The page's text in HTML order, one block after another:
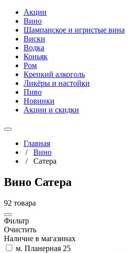
Акции
Вино
Шампанское и игристые вина
Виски
Водка
Коньяк
Ром
Крепкий алкоголь
Ликёры и настойки
Пиво
Новинки
Акции и скидки
Главная
/ Вино
/ Сатера
Вино Сатера
92 товара
Фильтр
Очистить
Наличие в магазинах
м. Планерная 25